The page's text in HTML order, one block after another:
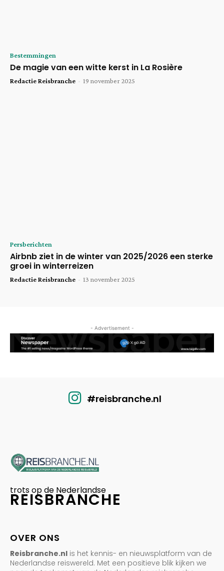
Bestemmingen
De magie van een witte kerst in La Rosière
Redactie Reisbranche - 19 november 2025
Persberichten
Airbnb ziet in de winter van 2025/2026 een sterke
groei in winterreizen
Redactie Reisbranche - 13 november 2025
- Advertisement -
#reisbranche.nl
trots op de Nederlandse
REISBRANCHE
OVER ONS
Reisbranche.nl is het kennis- en nieuwsplatform van de
Nederlandse reiswereld. Met een positieve blik kijken we